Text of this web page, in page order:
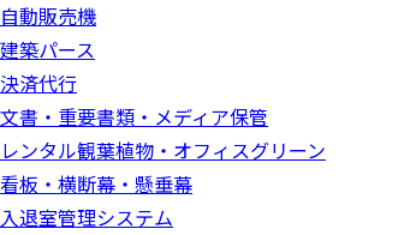
自動販売機
建築パース
決済代行
文書・重要書類・メディア保管
レンタル観葉植物・オフィスグリーン
看板・横断幕・懸垂幕
入退室管理システム